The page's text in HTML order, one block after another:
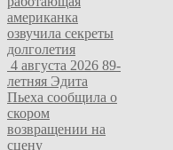
американка
озвучила секреты
долголетия
4 августа 2026 89-
летняя Эдита
Пьеха сообщила о
скором
возвращении на
сцену